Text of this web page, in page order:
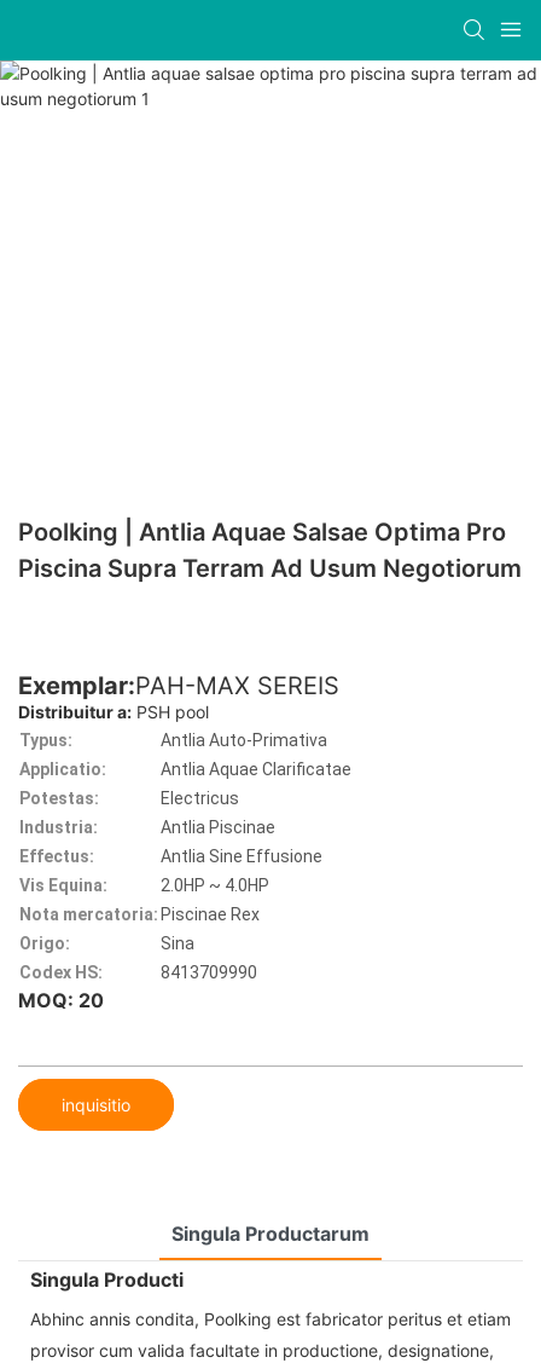
Poolking | Antlia Aquae Salsae Optima Pro
Piscina Supra Terram Ad Usum Negotiorum
Exemplar:PAH-MAX SEREIS
Distribuitur a: PSH pool
Typus:
Antlia Auto-Primativa
Applicatio:
Antlia Aquae Clarificatae
Potestas:
Electricus
Industria:
Antlia Piscinae
Effectus:
Antlia Sine Effusione
Vis Equina:
2.0HP ~ 4.0HP
Nota mercatoria: Piscinae Rex
Origo:
Sina
Codex HS:
8413709990
MOQ: 20
inquisitio
Singula Productarum
Singula Producti
Abhinc annis condita, Poolking est fabricator peritus et etiam
provisor cum valida facultate in productione, designatione,